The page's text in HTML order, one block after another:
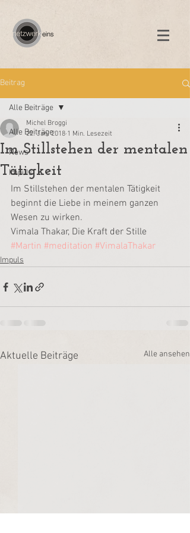
Beitrag
Alle Beiträge
News
Impuls
Alle Beiträge
Im Stillstehen der mentalen
Tätigkeit
Michel Broggi
22. Jan. 2018 1 Min. Lesezeit
Im Stillstehen der mentalen Tätigkeit
beginnt die Liebe in meinem ganzen
Wesen zu wirken.
Vimala Thakar, Die Kraft der Stille
#Martin #meditation #VimalaThakar
Impuls
Aktuelle Beiträge Alle ansehen